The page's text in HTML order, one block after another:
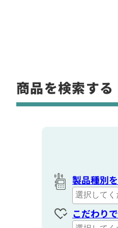
商品を検索する
製品種別
こだわり